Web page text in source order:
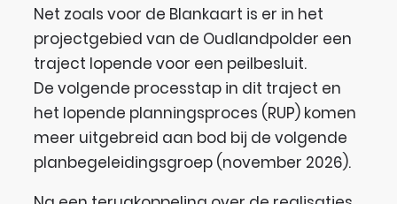
Net zoals voor de Blankaart is er in het
projectgebied van de Oudlandpolder een
traject lopende voor een peilbesluit.
De volgende processtap in dit traject en
het lopende planningsproces (RUP) komen
meer uitgebreid aan bod bij de volgende
planbegeleidingsgroep (november 2026).